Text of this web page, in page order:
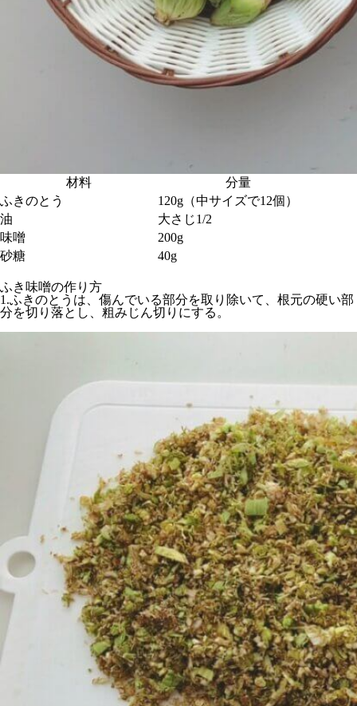
材料
分量
ふきのとう
120g（中サイズで12個）
油
大さじ1/2
味噌
200g
砂糖
40g
ふき味噌の作り方
1.ふきのとうは、傷んでいる部分を取り除いて、根元の硬い部
分を切り落とし、粗みじん切りにする。